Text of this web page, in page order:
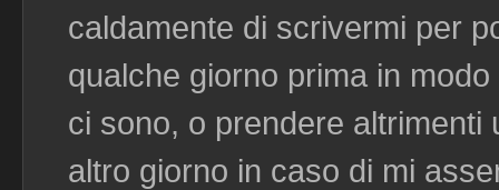
caldamente di scrivermi per
qualche giorno prima in
ci sono, o prendere altrimenti
altro giorno in caso di mi